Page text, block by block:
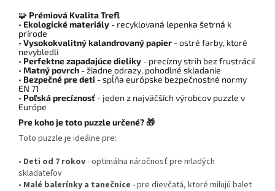
🧩 Prémiová Kvalita Trefl
• Ekologické materiály - recyklovaná lepenka šetrná k
prírode
• Vysokokvalitný kalandrovaný papier - ostré farby, ktoré
nevybledli
• Perfektne zapadajúce dieliky - precízny strih bez frustrácií
• Matný povrch - žiadne odrazy, pohodlné skladanie
• Bezpečné pre deti - spĺňa európske bezpečnostné normy
EN 71
• Poľská precíznosť - jeden z najväčších výrobcov puzzle v
Európe
Pre koho je toto puzzle určené? 🎁
Toto puzzle je ideálne pre:
• Deti od 7 rokov- optimálna náročnosť pre mladých
skladateľov
• Malé balerínky a tanečnice - pre dievčatá, ktoré milujú balet